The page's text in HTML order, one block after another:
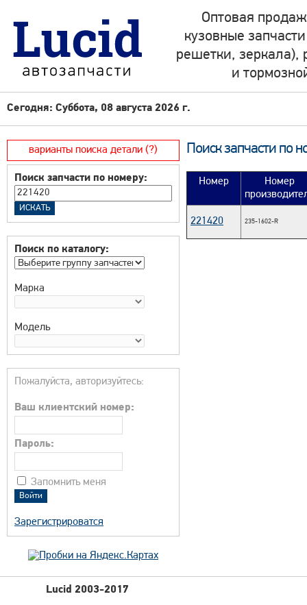
Оптовая
кузовные
решетки, зеркала),
и
Сегодня: Суббота, 08 августа 2026 г.
варианты поиска детали (?)
Поиск запчасти по номеру:
Поиск по каталогу:
Марка
Модель
Пожалуйста, авторизуйтесь:
Ваш клиентский номер:
Пароль:
Запомнить меня
Зарегистрироватся
Поиск запчасти по
Номер
Номер
221420 235-1602-R
Lucid 2003-2017